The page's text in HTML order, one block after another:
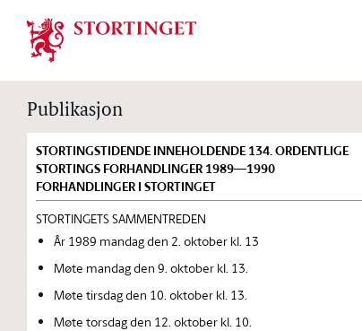
Stortinget.no
Publikasjon
STORTINGSTIDENDE INNEHOLDENDE 134. ORDENTLIGE
STORTINGS FORHANDLINGER 1989—1990
FORHANDLINGER I STORTINGET
STORTINGETS SAMMENTREDEN
År 1989 mandag den 2. oktober kl. 13
Møte mandag den 9. oktober kl. 13.
Møte tirsdag den 10. oktober kl. 13.
Møte torsdag den 12. oktober kl. 10.